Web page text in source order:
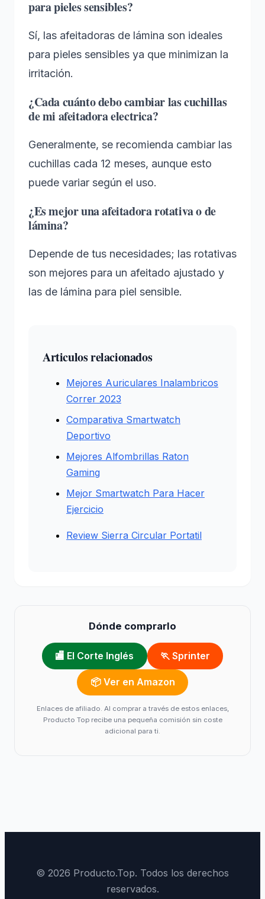
para pieles sensibles?
Sí, las afeitadoras de lámina son ideales
para pieles sensibles ya que minimizan la
irritación.
¿Cada cuánto debo cambiar las cuchillas
de mi afeitadora electrica?
Generalmente, se recomienda cambiar las
cuchillas cada 12 meses, aunque esto
puede variar según el uso.
¿Es mejor una afeitadora rotativa o de
lámina?
Depende de tus necesidades; las rotativas
son mejores para un afeitado ajustado y
las de lámina para piel sensible.
Articulos relacionados
Mejores Auriculares Inalambricos
Correr 2023
Comparativa Smartwatch
Deportivo
Mejores Alfombrillas Raton
Gaming
Mejor Smartwatch Para Hacer
Ejercicio
Review Sierra Circular Portatil
Dónde comprarlo
🏬 El Corte Inglés 🏃 Sprinter
📦 Ver en Amazon
Enlaces de afiliado. Al comprar a través de estos enlaces,
Producto Top recibe una pequeña comisión sin coste
adicional para ti.
© 2026 Producto.Top. Todos los derechos
reservados.